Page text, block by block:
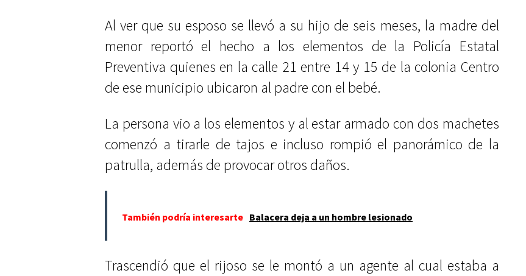
Al ver que su esposo se llevó a su hijo de seis meses, la madre del
menor reportó el hecho a los elementos de la Policía Estatal
Preventiva quienes en la calle 21 entre 14 y 15 de la colonia Centro
de ese municipio ubicaron al padre con el bebé.
La persona vio a los elementos y al estar armado con dos machetes
comenzó a tirarle de tajos e incluso rompió el panorámico de la
patrulla, además de provocar otros daños.
También podría interesarte Balacera deja a un hombre lesionado
Trascendió que el rijoso se le montó a un agente al cual estaba a